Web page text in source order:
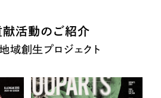
活動のご紹介
域創生プロジェクト